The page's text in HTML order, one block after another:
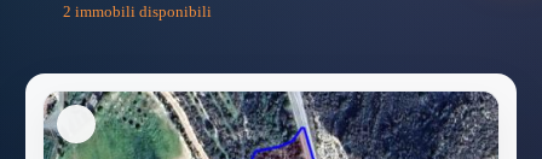
2 immobili disponibili